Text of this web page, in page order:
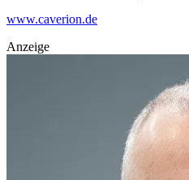
www.caverion.de
Anzeige